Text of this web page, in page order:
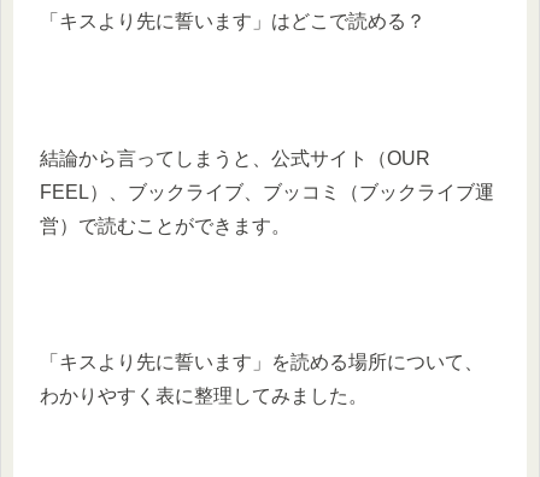
「キスより先に誓います」はどこで読める？
結論から言ってしまうと、公式サイト（OUR
FEEL）、ブックライブ、ブッコミ（ブックライブ運
営）で読むことができます。
「キスより先に誓います」を読める場所について、
わかりやすく表に整理してみました。